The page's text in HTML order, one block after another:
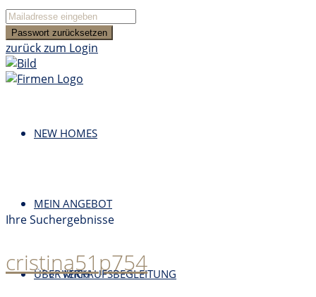
Passwort zurücksetzen
zurück zum Login
NEW HOMES
MEIN ANGEBOT
VERKAUFSBEGLEITUNG
ÜBER MICH
Ihre Suchergebnisse
cristina51p754